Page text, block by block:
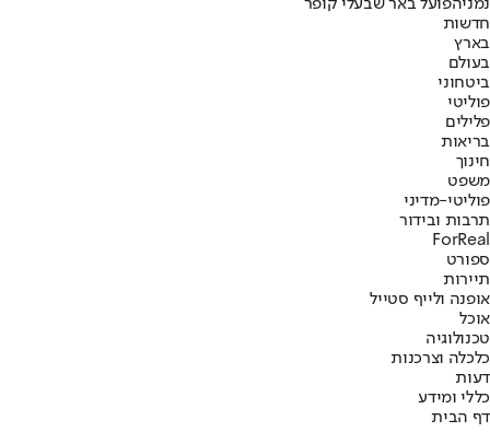
נמניהפועל באר שבעלי קופר
חדשות
בארץ
בעולם
ביטחוני
פוליטי
פלילים
בריאות
חינוך
משפט
פוליטי-מדיני
תרבות ובידור
ForReal
ספורט
תיירות
אופנה ולייף סטייל
אוכל
טכנולוגיה
כלכלה וצרכנות
דעות
כללי ומידע
דף הבית